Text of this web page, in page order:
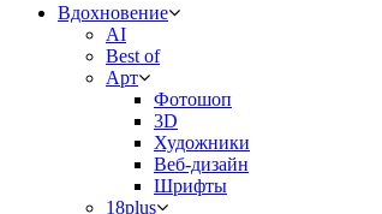
Вдохновение
AI
Best of
Арт
Фотошоп
3D
Художники
Веб-дизайн
Шрифты
18plus